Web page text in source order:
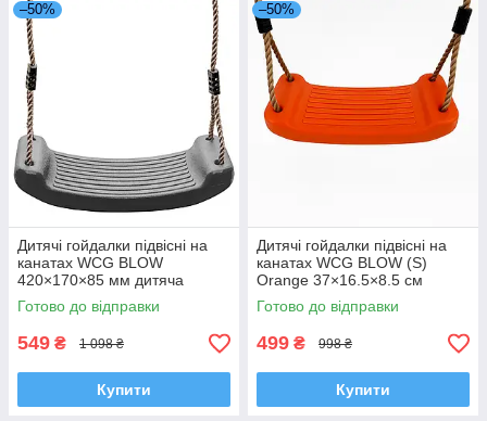
–50%
Дитячі гойдалки підвісні на
канатах WCG BLOW
420×170×85 мм дитяча
гойдалка для дому саду та
ігрового майданчику
Готово до відправки
549 ₴ 1 098 ₴
Купити
–50%
Дитячі гойдалки підвісні на
канатах WCG BLOW (S)
Orange 37×16.5×8.5 см
дитяча гойдалка для дому
саду
Готово до відправки
499 ₴ 998 ₴
Купити